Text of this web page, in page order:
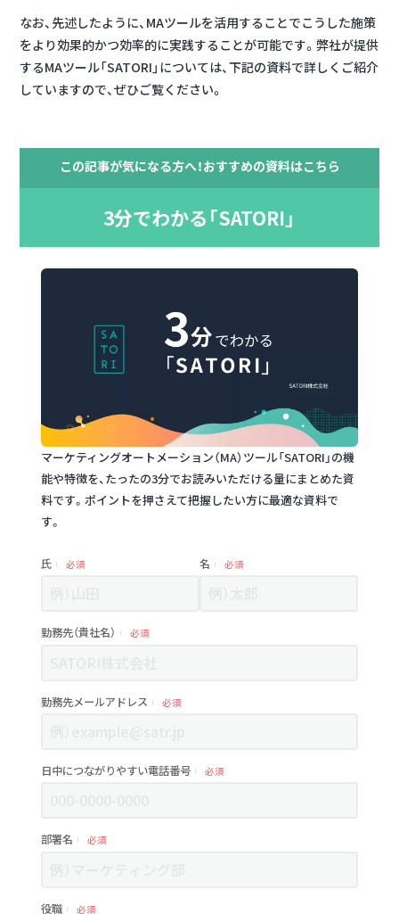
なお、先述したように、MAツールを活用することでこうした施策
をより効果的かつ効率的に実践することが可能です。弊社が提供
するMAツール「SATORI」については、下記の資料で詳しくご紹介
していますので、ぜひご覧ください。
この記事が気になる方へ！おすすめの資料はこちら
3分でわかる「SATORI」
マーケティングオートメーション（MA）ツール「SATORI」の機
能や特徴を、たったの3分でお読みいただける量にまとめた資
料です。ポイントを押さえて把握したい方に最適な資料で
す。
氏 必須 名 必須
勤務先（貴社名） 必須
勤務先メールアドレス 必須
日中につながりやすい電話番号 必須
部署名 必須
役職 必須